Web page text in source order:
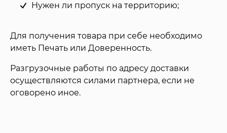
Нужен ли пропуск на территорию;
Для получения товара при себе необходимо
иметь Печать или Доверенность.
Разгрузочные работы по адресу доставки
осуществляются силами партнера, если не
оговорено иное.